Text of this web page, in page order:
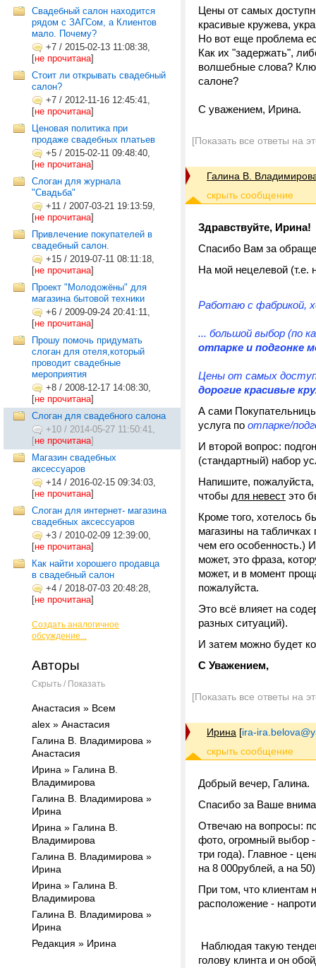
Свадебный салон находится
рядом с ЗАГСом, а Клиентов
мало. Почему?
+7 / 2015-02-13 11:08:38,
[не прочитана]
Стоит ли открывать свадебный
салон?
+7 / 2012-11-16 12:45:41,
[не прочитана]
Ценовая политика при
продаже свадебных платьев
+5 / 2015-02-11 09:48:40,
[не прочитана]
Слоган для журнала
"Свадьба"
+11 / 2007-03-21 19:13:59,
[не прочитана]
Привлечение покупателей в
свадебный салон.
+15 / 2019-07-11 08:11:18,
[не прочитана]
Проект "Молодожёны" для
магазина бытовой техники
+6 / 2009-09-24 20:41:11,
[не прочитана]
Прошу помочь придумать
слоган для отеля,который
проводит свадебные
мероприятия
+8 / 2008-12-17 14:08:30,
[не прочитана]
Слоган для свадебного салона
+10 / 2014-05-27 11:50:41,
[не прочитана]
Магазин свадебных
аксессуаров
+14 / 2016-02-15 09:34:03,
[не прочитана]
Слоган для интернет- магазина
свадебных аксессуаров
+3 / 2010-02-09 12:39:00,
[не прочитана]
Как найти хорошего продавца
в свадебный салон
+4 / 2018-07-03 20:48:28,
[не прочитана]
Создать аналогичное
обсуждение...
Авторы
Скрыть / Показать
Анастасия » Всем
alex » Анастасия
Галина В. Владимирова »
Анастасия
Ирина » Галина В.
Владимирова
Галина В. Владимирова »
Ирина
Ирина » Галина В.
Владимирова
Галина В. Владимирова »
Ирина
Ирина » Галина В.
Владимирова
Галина В. Владимирова »
Ирина
Редакция » Ирина
Цены от самых
красивые кружева,
Но вот еще проблема
Как их "задержать",
волшебные слова?
салоне?
С уважением, Ирина.
[Показать все ответы на
Галина В.
Здравствуйте, Ирина!
Спасибо Вам за
На мой нецелевой (т.е.
Работаю с фабрикой,
... большой выбор (по
отпарке и подгонке
Цены от самых
дорогие красивые
А сами
услуга по отпарке/
И второй вопрос:
(стандартный) набор
Напишите, пожалуйста,
чтобы для невест это
Кроме того, хотелось
магазины на табличках
чем его особенность.)
может, это фраза,
может, и в момент
пожалуйста.
Это всё влияет на
разных ситуаций).
И затем можно будет
С Уважением,
[Показать все ответы на
Ирина [ira-
Добрый вечер, Галина.
Спасибо за Ваше
Отвечаю на вопросы:
фото, огромный выбор
три года). Главное -
на 8 000рублей, а на
При том, что клиентам
расположение -
Наблюдая такую
голову клинта и он